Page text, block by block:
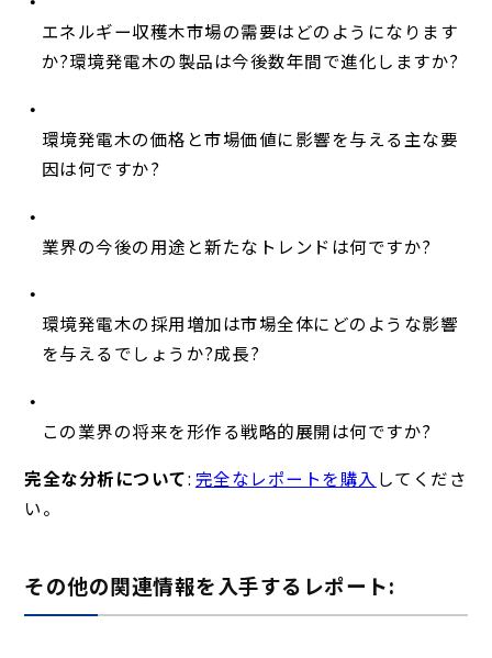
エネルギー収穫木市場の需要はどのようになります
か?環境発電木の製品は今後数年間で進化しますか?
環境発電木の価格と市場価値に影響を与える主な要
因は何ですか?
業界の今後の用途と新たなトレンドは何ですか?
環境発電木の採用増加は市場全体にどのような影響
を与えるでしょうか?成長?
この業界の将来を形作る戦略的展開は何ですか?
完全な分析について: 完全なレポートを購入 してくださ
い。
その他の関連情報を入手するレポート: